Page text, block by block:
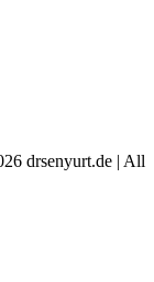
drsenyurt.de | All